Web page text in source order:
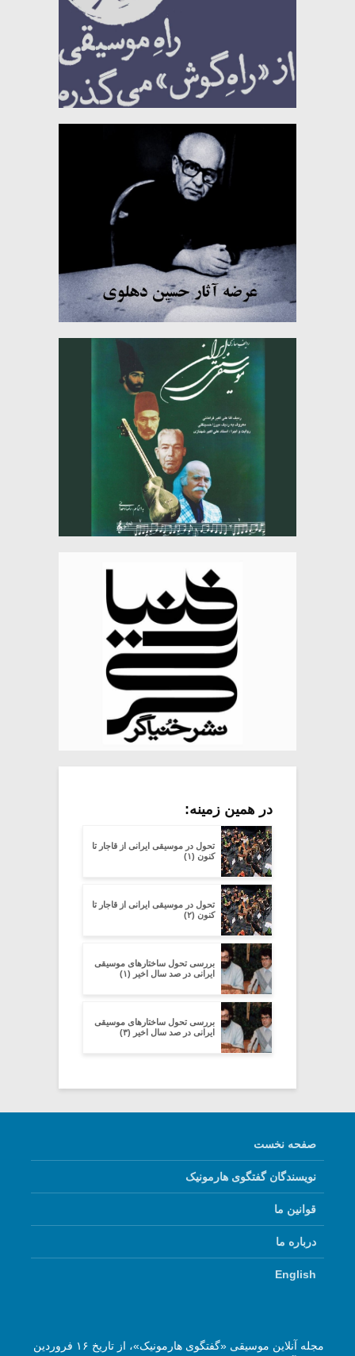
در همین زمینه:
تحول در موسیقی ایرانی از قاجار تا
کنون (۱)
تحول در موسیقی ایرانی از قاجار تا
کنون (۲)
بررسی تحول ساختارهای موسیقی
ایرانی در صد سال اخیر (۱)
بررسی تحول ساختارهای موسیقی
ایرانی در صد سال اخیر (۳)
صفحه نخست
نویسندگان گفتگوی هارمونیک
قوانین ما
درباره ما
English
مجله آنلاین موسیقی «گفتگوی هارمونیک»، از تاریخ ۱۶ فروردین